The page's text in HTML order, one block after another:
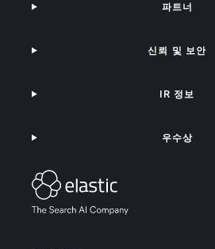
파트너
신뢰 및 보안
IR 정보
우수상